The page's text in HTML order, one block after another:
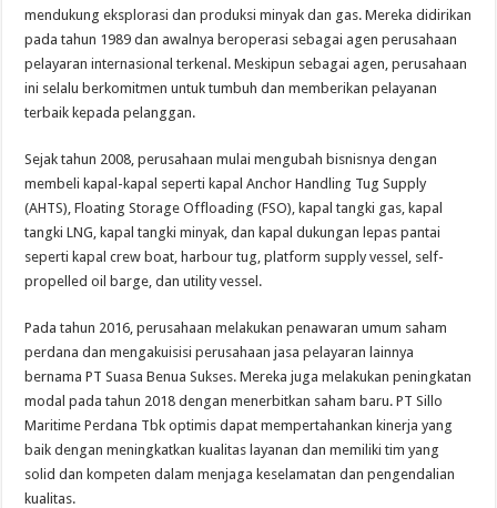
mendukung eksplorasi dan produksi minyak dan gas. Mereka didirikan
pada tahun 1989 dan awalnya beroperasi sebagai agen perusahaan
pelayaran internasional terkenal. Meskipun sebagai agen, perusahaan
ini selalu berkomitmen untuk tumbuh dan memberikan pelayanan
terbaik kepada pelanggan.
Sejak tahun 2008, perusahaan mulai mengubah bisnisnya dengan
membeli kapal-kapal seperti kapal Anchor Handling Tug Supply
(AHTS), Floating Storage Offloading (FSO), kapal tangki gas, kapal
tangki LNG, kapal tangki minyak, dan kapal dukungan lepas pantai
seperti kapal crew boat, harbour tug, platform supply vessel, self-
propelled oil barge, dan utility vessel.
Pada tahun 2016, perusahaan melakukan penawaran umum saham
perdana dan mengakuisisi perusahaan jasa pelayaran lainnya
bernama PT Suasa Benua Sukses. Mereka juga melakukan peningkatan
modal pada tahun 2018 dengan menerbitkan saham baru. PT Sillo
Maritime Perdana Tbk optimis dapat mempertahankan kinerja yang
baik dengan meningkatkan kualitas layanan dan memiliki tim yang
solid dan kompeten dalam menjaga keselamatan dan pengendalian
kualitas.